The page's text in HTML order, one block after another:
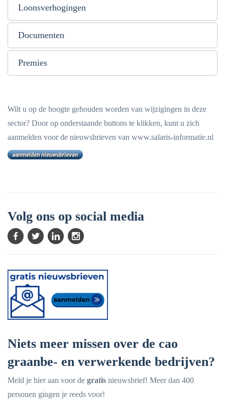
Loonsverhogingen
Documenten
Premies
Wilt u op de hoogte gehouden worden van wijzigingen in deze
sector? Door op onderstaande buttons te klikken, kunt u zich
aanmelden voor de nieuwsbrieven van www.salaris-informatie.nl
Volg ons op social media
Niets meer missen over de cao
graanbe- en verwerkende bedrijven?
Meld je hier aan voor de gratis nieuwsbrief! Meer dan 400
personen gingen je reeds voor!